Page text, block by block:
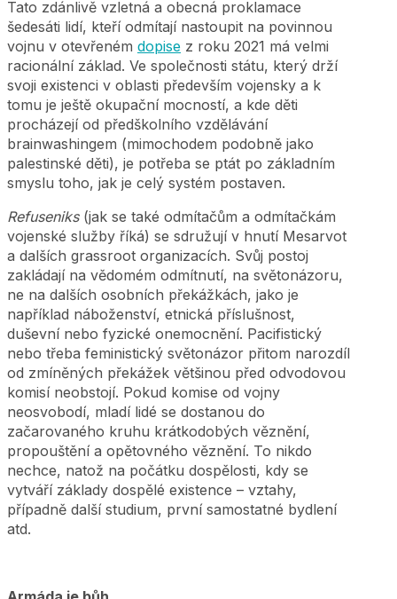
Tato zdánlivě vzletná a obecná proklamace
šedesáti lidí, kteří odmítají nastoupit na povinnou
vojnu v otevřeném dopise z roku 2021 má velmi
racionální základ. Ve společnosti státu, který drží
svoji existenci v oblasti především vojensky a k
tomu je ještě okupační mocností, a kde děti
procházejí od předškolního vzdělávání
brainwashingem (mimochodem podobně jako
palestinské děti), je potřeba se ptát po základním
smyslu toho, jak je celý systém postaven.
Refuseniks(jak se také odmítačům a odmítačkám
vojenské služby říká) se sdružují v hnutí Mesarvot
a dalších grassroot organizacích. Svůj postoj
zakládají na vědomém odmítnutí, na světonázoru,
ne na dalších osobních překážkách, jako je
například náboženství, etnická příslušnost,
duševní nebo fyzické onemocnění. Pacifistický
nebo třeba feministický světonázor přitom narozdíl
od zmíněných překážek většinou před odvodovou
komisí neobstojí. Pokud komise od vojny
neosvobodí, mladí lidé se dostanou do
začarovaného kruhu krátkodobých věznění,
propouštění a opětovného věznění. To nikdo
nechce, natož na počátku dospělosti, kdy se
vytváří základy dospělé existence – vztahy,
případně další studium, první samostatné bydlení
atd.